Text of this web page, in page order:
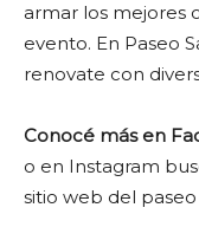
armar los mejores
evento. En Paseo
renovate con
Conocé más en
o en Instagram
sitio web del